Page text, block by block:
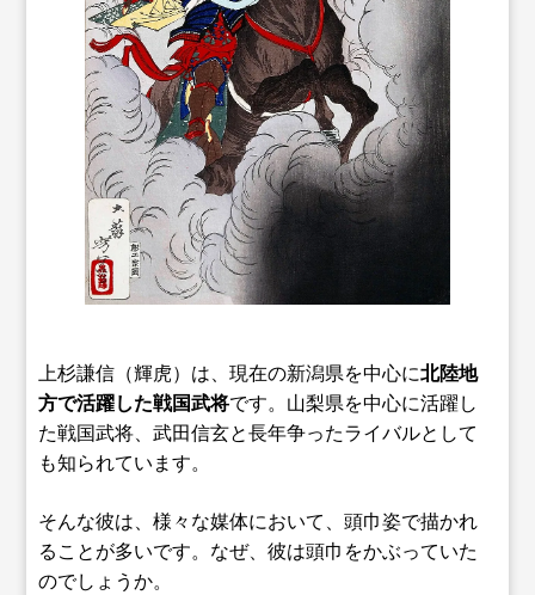
上杉謙信（輝虎）は、現在の新潟県を中心に北陸地
方で活躍した戦国武将です。山梨県を中心に活躍し
た戦国武将、武田信玄と長年争ったライバルとして
も知られています。
そんな彼は、様々な媒体において、頭巾姿で描かれ
ることが多いです。なぜ、彼は頭巾をかぶっていた
のでしょうか。